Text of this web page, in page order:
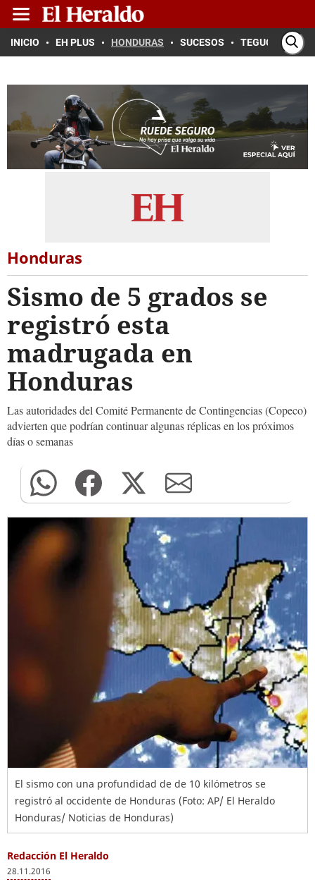
INICIO EH PLUS HONDURAS SUCESOS TEGUCIGALPA
Honduras
Sismo de 5 grados se
registró esta
madrugada en
Honduras
Las autoridades del Comité Permanente de Contingencias (Copeco)
advierten que podrían continuar algunas réplicas en los próximos
días o semanas
El sismo con una profundidad de de 10 kilómetros se
registró al occidente de Honduras (Foto: AP/ El Heraldo
Honduras/ Noticias de Honduras)
Redacción El Heraldo
28.11.2016